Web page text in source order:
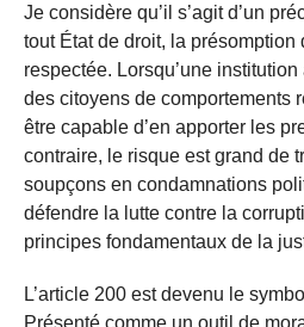
Je considère qu’il s’agit d’un
tout État de droit, la présomption
respectée. Lorsqu’une
des citoyens de comportements
être capable d’en apporter les
contraire, le risque est grand de
soupçons en condamnations
défendre la lutte contre la
principes fondamentaux de la
L’article 200 est devenu le
Présenté comme un outil de